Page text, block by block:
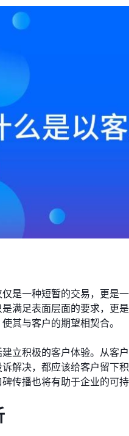
是一种短暂的交易，更是
满足表面层面的要求，更
其与客户的期望相契合。
立积极的客户体验。从客
解决，都应该给客户留下
传播也将有助于企业的可持